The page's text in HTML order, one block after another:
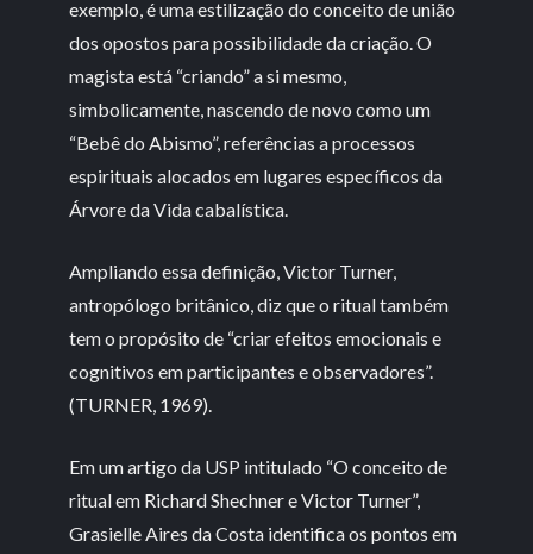
exemplo, é uma estilização do conceito de união
dos opostos para possibilidade da criação. O
magista está “criando” a si mesmo,
simbolicamente, nascendo de novo como um
“Bebê do Abismo”, referências a processos
espirituais alocados em lugares específicos da
Árvore da Vida cabalística.
Ampliando essa definição, Victor Turner,
antropólogo britânico, diz que o ritual também
tem o propósito de “criar efeitos emocionais e
cognitivos em participantes e observadores”.
(TURNER, 1969).
Em um artigo da USP intitulado “O conceito de
ritual em Richard Shechner e Victor Turner”,
Grasielle Aires da Costa identifica os pontos em